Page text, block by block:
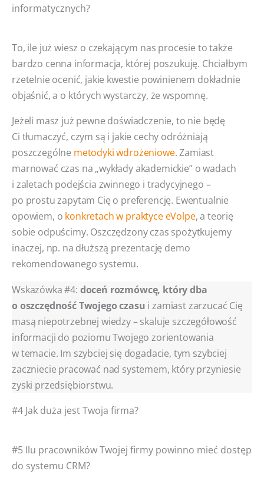
informatycznych?
To, ile już wiesz o czekającym nas procesie to także
bardzo cenna informacja, której poszukuję. Chciałbym
rzetelnie ocenić, jakie kwestie powinienem dokładnie
objaśnić, a o których wystarczy, że wspomnę.
Jeżeli masz już pewne doświadczenie, to nie będę
Ci tłumaczyć, czym są i jakie cechy odróżniają
poszczególne metodyki wdrożeniowe. Zamiast
marnować czas na „wykłady akademickie” o wadach
i zaletach podejścia zwinnego i tradycyjnego –
po prostu zapytam Cię o preferencję. Ewentualnie
opowiem, o konkretach w praktyce eVolpe, a teorię
sobie odpuścimy. Oszczędzony czas spożytkujemy
inaczej, np. na dłuższą prezentację demo
rekomendowanego systemu.
Wskazówka #4: doceń rozmówcę, który dba
o oszczędność Twojego czasu i zamiast zarzucać Cię
masą niepotrzebnej wiedzy – skaluje szczegółowość
informacji do poziomu Twojego zorientowania
w temacie. Im szybciej się dogadacie, tym szybciej
zaczniecie pracować nad systemem, który przyniesie
zyski przedsiębiorstwu.
#4 Jak duża jest Twoja firma?
#5 Ilu pracowników Twojej firmy powinno mieć dostęp
do systemu CRM?